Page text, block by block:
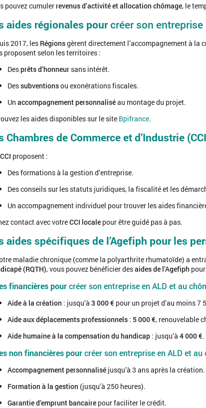
pouvez cumulerrevenus d’activité et allocation chômage, le
aides régionales pourcréer son
2017, les Régionsgèrent directement l’accompagnement à la
proposent selon les territoires :
Desprêts d’honneur sans intérêt.
Dessubventionsou exonérations fiscales.
Un accompagnement personnaliséau montage du projet.
les aides disponibles sur le site Bpifrance.
Chambres de Commerce et d’Industrie
CCI proposent :
Des formations à la gestion d’entreprise.
Des conseils sur les statuts juridiques, la fiscalité et les
Un accompagnement individuel pour trouver les aides
contact avec votreCCI locale pour être guidé pas à pas.
aides spécifiques de l’Agefiph pour les
maladie chronique (comme la polyarthrite rhumatoïde) a
(RQTH), vous pouvez bénéficier desaides de l’Agefiph
financières pourcréer son entreprise en ALD et au
Aide à la création : jusqu’à 3 000 € pour un projet d’au moins 7
Aide aux déplacements professionnels : 5 000 €, renouvelable
Aide humaine à la compensation du handicap : jusqu’à 4 000 €.
non financières pourcréer son entreprise en ALD et au
Accompagnement personnalisé jusqu’à 3 ans après la création.
Formation à la gestion (jusqu’à 250 heures).
Garantie d’emprunt bancaire pour faciliter le crédit.